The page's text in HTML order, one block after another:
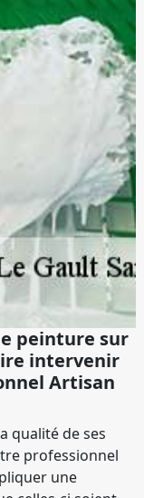
peinture sur
intervenir
Artisan
qualité de ses
professionnel
une